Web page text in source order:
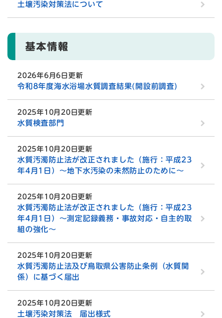
土壌汚染対策法について
基本情報
2026年6月6日更新
令和8年度海水浴場水質調査結果(開設前調査)
2025年10月20日更新
水質検査部門
2025年10月20日更新
水質汚濁防止法が改正されました（施行：平成23
年4月1日）〜地下水汚染の未然防止のために〜
2025年10月20日更新
水質汚濁防止法が改正されました（施行：平成23
年4月1日）〜測定記録義務・事故対応・自主的取
組の強化〜
2025年10月20日更新
水質汚濁防止法及び鳥取県公害防止条例（水質関
係）に基づく届出
2025年10月20日更新
土壌汚染対策法 届出様式